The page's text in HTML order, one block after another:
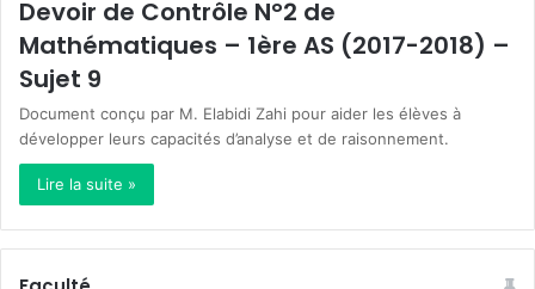
Devoir de Contrôle N°2 de
Mathématiques – 1ère AS (2017-2018) –
Sujet 9
Document conçu par M. Elabidi Zahi pour aider les élèves à
développer leurs capacités d’analyse et de raisonnement.
Lire la suite »